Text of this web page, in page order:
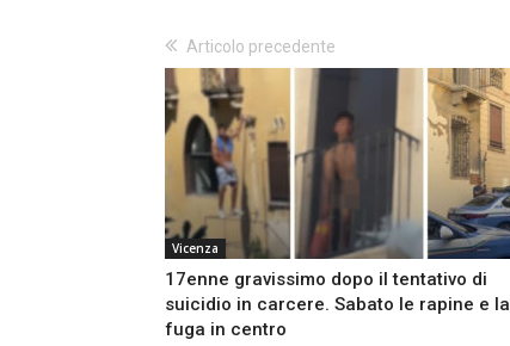
Articolo precedente
Vicenza
17enne gravissimo dopo il tentativo di
suicidio in carcere. Sabato le rapine e la
fuga in centro